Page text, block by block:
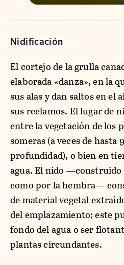
Nidificación
El cortejo de la grulla
elaborada «danza», en la
sus alas y dan saltos en el
sus reclamos. El lugar de
entre la vegetación de los
someras (a veces de
profundidad), o bien en
agua. El nido
como por la hembra—
de material vegetal
del emplazamiento; este
fondo del agua o ser
plantas circundantes.